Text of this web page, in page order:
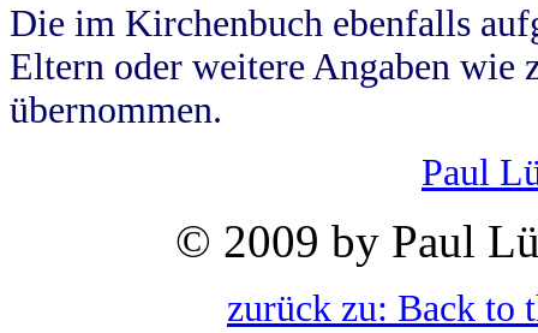
Die im Kirchenbuch ebenfalls
Eltern oder weitere Angaben wie
übernommen.
Paul
© 2009 by Paul
zurück zu: Back to